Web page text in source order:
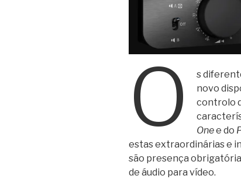
O s
novo
controlo
Onee do
estas extraordinárias e
são presença
de áudio para vídeo.